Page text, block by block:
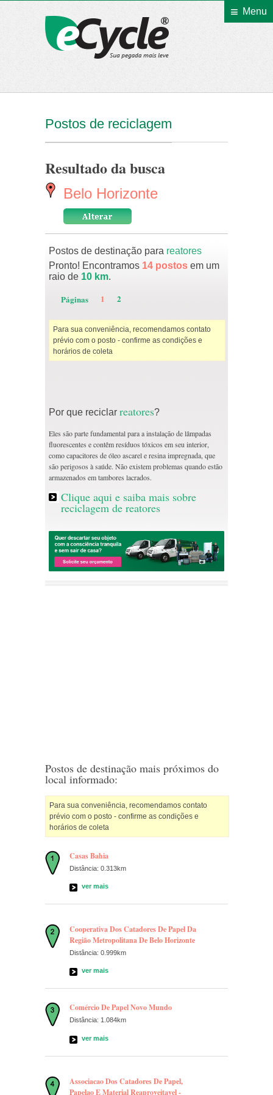
Menu
Postos de reciclagem
Resultado da busca
Belo Horizonte
Postos de destinação para reatores
Pronto! Encontramos 14 postos em um
raio de 10 km.
Páginas 1 2
Para sua conveniência, recomendamos contato
prévio com o posto - confirme as condições e
horários de coleta
Por que reciclar reatores?
Eles são parte fundamental para a instalação de lâmpadas
fluorescentes e contêm resíduos tóxicos em seu interior,
como capacitores de óleo ascarel e resina impregnada, que
são perigosos à saúde. Não existem problemas quando estão
armazenados em tambores lacrados.
Clique aqui e saiba mais sobre
reciclagem de reatores
Postos de destinação mais próximos do
local informado:
Para sua conveniência, recomendamos contato
prévio com o posto - confirme as condições e
horários de coleta
Casas Bahia
Distância: 0.313km
ver mais
Cooperativa Dos Catadores De Papel Da
Região Metropolitana De Belo Horizonte
Distância: 0.999km
ver mais
Comércio De Papel Novo Mundo
Distância: 1.084km
ver mais
Associacao Dos Catadores De Papel,
Papelao E Material Reaproveitavel -